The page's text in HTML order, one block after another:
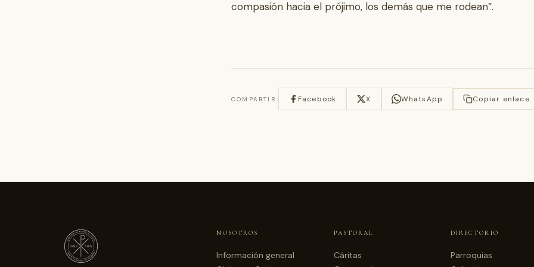
compasión hacia el prójimo, los demás que me rodean”.
COMPARTIR Facebook X WhatsApp Copiar enlace
NOSOTROS
Información general
PASTORAL
Cáritas
DIRECTORIO
Parroquias